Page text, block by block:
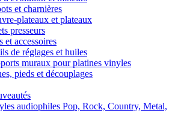
et charnières
plateaux et plateaux
presseurs
et accessoires
de réglages et huiles
muraux pour platines vinyles
pieds et découplages
audiophiles Pop, Rock, Country, Metal,